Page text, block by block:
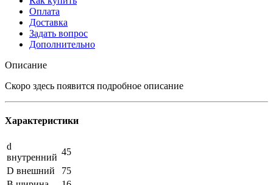
Оплата
Доставка
Задать вопрос
Дополнительно
Описание
Скоро здесь появится подробное описание
Характеристики
d
внутренний
45
D внешний
75